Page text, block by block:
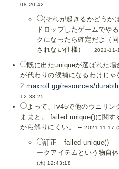
08:20:42
(それが起きるかどうか
ドロップしたゲームでや
クになったら確定だよ（
されない仕様） -- 2021-11-
既に出たuniqueが選ばれた
が代わりの候補になるわけじゃ
2.maxroll.gg/resources/
12:38:25
よって、lv45で他のウニリ
ままと。 failed unique()に関す
から解りにくい。 --2021-11-17
訂正 failed unique()
ークアイテムという物自
(水) 12:43:18